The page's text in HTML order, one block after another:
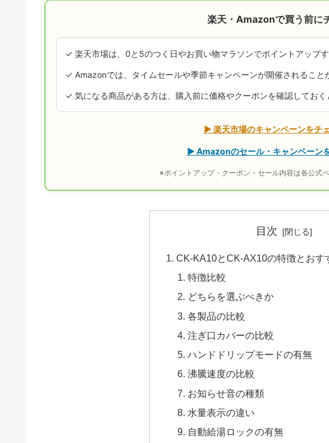
楽天・Amazonで買う前に
✓ 楽天市場は、0と5のつく日やお買い物マラソンでポイントアップす
✓ Amazonでは、タイムセールや季節キャンペーンが開催されること
✓ 気になる商品がある方は、購入前に価格やクーポンを確認しておく
▶ 楽天市場のキャンペーンをチ
▶ Amazonのセール・キャンペーン
※ポイントアップ・クーポン・セール内容は各公式
目次
CK-KA10とCK-AX10の特徴とおす
特徴比較
どちらを選ぶべきか
各製品の比較
注ぎ口カバーの比較
ハンドドリップモードの有無
沸騰速度の比較
お知らせ音の種類
水量表示の違い
自動給湯ロックの有無